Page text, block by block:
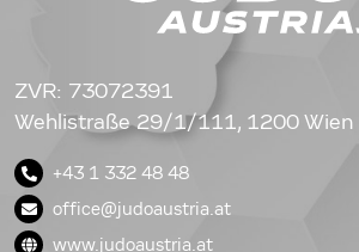
ZVR: 73072391
Wehlistraße 29/1/111, 1200 Wien
+43 1 332 48 48
office@judoaustria.at
www.judoaustria.at